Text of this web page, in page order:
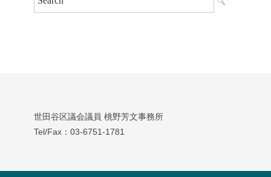
世田谷区議会議員 桃野芳文事務所
Tel/Fax：03‐6751‐1781